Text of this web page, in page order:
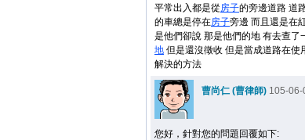
平常出入都是從房子的旁邊道路 道
的車總是停在房子旁邊 而且還是在
是他們卻說 那是他們的地 有去查了
地 但是還沒徵收 但是當成道路在使
解決的方法
曹尚仁 (曹律師) 105-06-
您好，針對您的問題回覆如下: